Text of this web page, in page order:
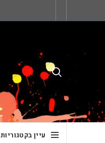
עיין בקטגוריות